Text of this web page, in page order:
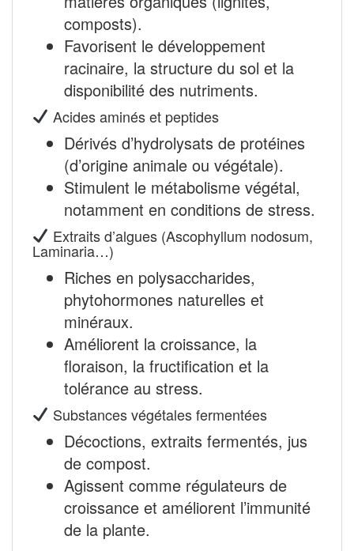
composts).
Favorisent le développement
racinaire, la structure du sol et la
disponibilité des nutriments.
Acides aminés et peptides
Dérivés d’hydrolysats de protéines
(d’origine animale ou végétale).
Stimulent le métabolisme végétal,
notamment en conditions de stress.
Extraits d’algues (Ascophyllum nodosum,
Laminaria…)
Riches en polysaccharides,
phytohormones naturelles et
minéraux.
Améliorent la croissance, la
floraison, la fructification et la
tolérance au stress.
Substances végétales fermentées
Décoctions, extraits fermentés, jus
de compost.
Agissent comme régulateurs de
croissance et améliorent l’immunité
de la plante.